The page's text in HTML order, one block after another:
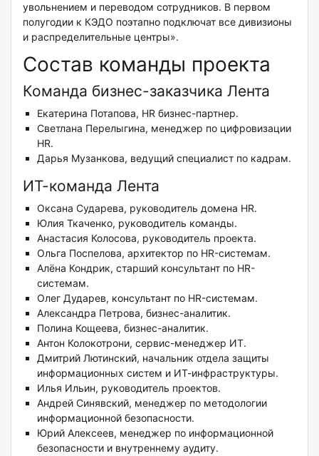
увольнением и переводом сотрудников. В первом
полугодии к КЭДО поэтапно подключат все дивизионы
и распределительные центры».
Состав команды проекта
Команда бизнес-заказчика Лента
Екатерина Потапова, HR бизнес-партнер.
Светлана Перелыгина, менеджер по цифровизации
HR.
Дарья Музанкова, ведущий специалист по кадрам.
ИТ-команда Лента
Оксана Сударева, руководитель домена HR.
Юлия Ткаченко, руководитель команды.
Анастасия Колосова, руководитель проекта.
Ольга Поспелова, архитектор по HR-системам.
Алёна Кондрик, старший консультант по HR-
системам.
Олег Дударев, консультант по HR-системам.
Александра Петрова, бизнес-аналитик.
Полина Кощеева, бизнес-аналитик.
Антон Колокотрони, сервис-менеджер ИТ.
Дмитрий Лютинский, начальник отдела защиты
информационных систем и ИТ-инфраструктуры.
Илья Ильин, руководитель проектов.
Андрей Синявский, менеджер по методологии
информационной безопасности.
Юрий Алексеев, менеджер по информационной
безопасности и внутреннему аудиту.